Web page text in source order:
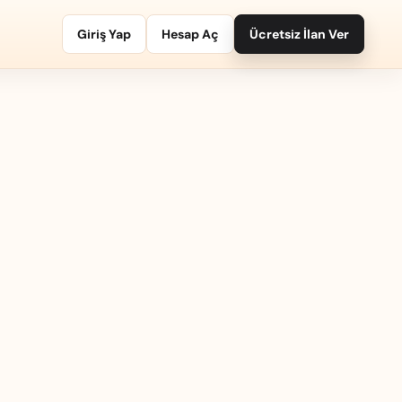
Giriş Yap Hesap Aç Ücretsiz İlan Ver